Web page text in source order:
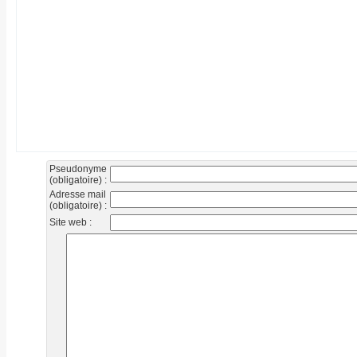
Pseudonyme
(obligatoire) :
Adresse mail
(obligatoire) :
Site web :